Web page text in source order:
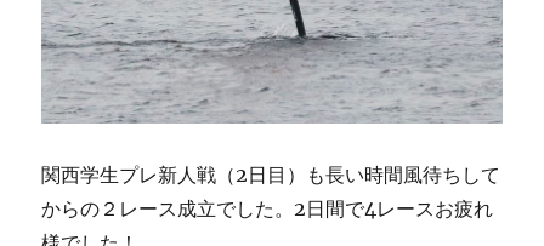
関西学生プレ新人戦（2日目）も長い時間風待ちして
からの２レース成立でした。2日間で4レースお疲れ